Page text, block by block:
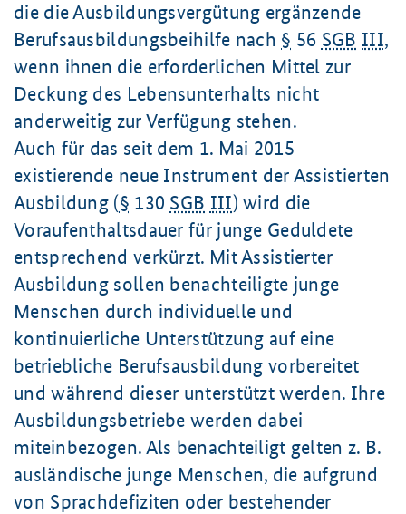
die die Ausbildungsvergütung ergänzende
Berufsausbildungsbeihilfe nach § 56 SGB III,
wenn ihnen die erforderlichen Mittel zur
Deckung des Lebensunterhalts nicht
anderweitig zur Verfügung stehen.
Auch für das seit dem 1. Mai 2015
existierende neue Instrument der Assistierten
Ausbildung (§ 130 SGB III) wird die
Voraufenthaltsdauer für junge Geduldete
entsprechend verkürzt. Mit Assistierter
Ausbildung sollen benachteiligte junge
Menschen durch individuelle und
kontinuierliche Unterstützung auf eine
betriebliche Berufsausbildung vorbereitet
und während dieser unterstützt werden. Ihre
Ausbildungsbetriebe werden dabei
miteinbezogen. Als benachteiligt gelten z. B.
ausländische junge Menschen, die aufgrund
von Sprachdefiziten oder bestehender